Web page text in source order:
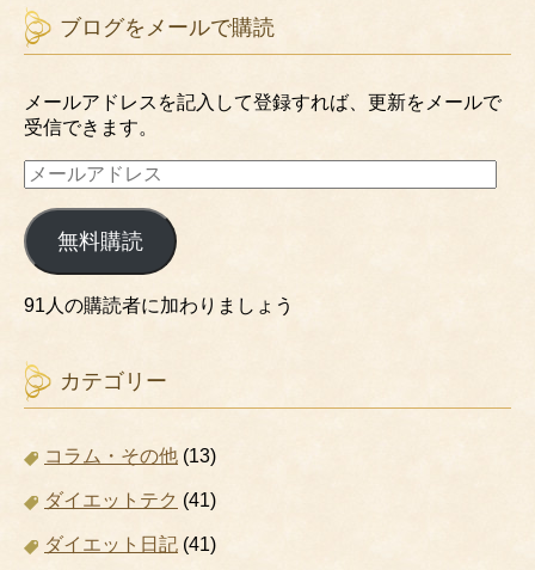
ブログをメールで購読
メールアドレスを記入して登録すれば、更新をメールで
受信できます。
メ
ー
ル
ア
ド
レ
無料購読
91人の購読者に加わりましょう
カテゴリー
コラム・その他 (13)
ダイエットテク (41)
ダイエット日記 (41)